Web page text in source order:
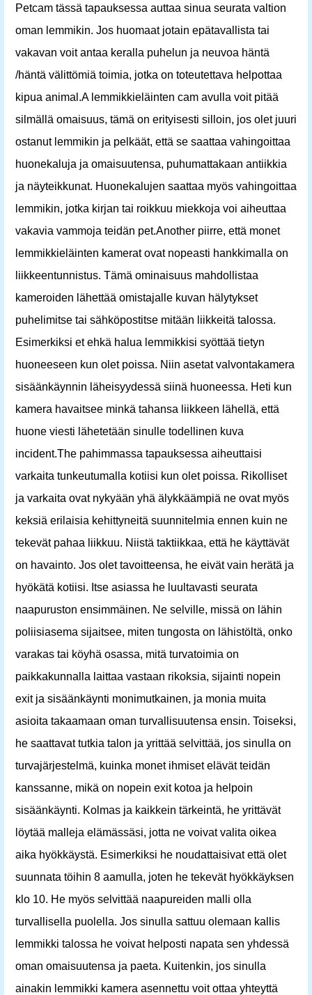
Petcam tässä tapauksessa auttaa sinua seurata valtion
oman lemmikin. Jos huomaat jotain epätavallista tai
vakavan voit antaa keralla puhelun ja neuvoa häntä
/häntä välittömiä toimia, jotka on toteutettava helpottaa
kipua animal.A lemmikkieläinten cam avulla voit pitää
silmällä omaisuus, tämä on erityisesti silloin, jos olet juuri
ostanut lemmikin ja pelkäät, että se saattaa vahingoittaa
huonekaluja ja omaisuutensa, puhumattakaan antiikkia
ja näyteikkunat. Huonekalujen saattaa myös vahingoittaa
lemmikin, jotka kirjan tai roikkuu miekkoja voi aiheuttaa
vakavia vammoja teidän pet.Another piirre, että monet
lemmikkieläinten kamerat ovat nopeasti hankkimalla on
liikkeentunnistus. Tämä ominaisuus mahdollistaa
kameroiden lähettää omistajalle kuvan hälytykset
puhelimitse tai sähköpostitse mitään liikkeitä talossa.
Esimerkiksi et ehkä halua lemmikkisi syöttää tietyn
huoneeseen kun olet poissa. Niin asetat valvontakamera
sisäänkäynnin läheisyydessä siinä huoneessa. Heti kun
kamera havaitsee minkä tahansa liikkeen lähellä, että
huone viesti lähetetään sinulle todellinen kuva
incident.The pahimmassa tapauksessa aiheuttaisi
varkaita tunkeutumalla kotiisi kun olet poissa. Rikolliset
ja varkaita ovat nykyään yhä älykkäämpiä ne ovat myös
keksiä erilaisia ​​kehittyneitä suunnitelmia ennen kuin ne
tekevät pahaa liikkuu. Niistä taktiikkaa, että he käyttävät
on havainto. Jos olet tavoitteensa, he eivät vain herätä ja
hyökätä kotiisi. Itse asiassa he luultavasti seurata
naapuruston ensimmäinen. Ne selville, missä on lähin
poliisiasema sijaitsee, miten tungosta on lähistöltä, onko
varakas tai köyhä osassa, mitä turvatoimia on
paikkakunnalla laittaa vastaan ​​rikoksia, sijainti nopein
exit ja sisäänkäynti monimutkainen, ja monia muita
asioita takaamaan oman turvallisuutensa ensin. Toiseksi,
he saattavat tutkia talon ja yrittää selvittää, jos sinulla on
turvajärjestelmä, kuinka monet ihmiset elävät teidän
kanssanne, mikä on nopein exit kotoa ja helpoin
sisäänkäynti. Kolmas ja kaikkein tärkeintä, he yrittävät
löytää malleja elämässäsi, jotta ne voivat valita oikea
aika hyökkäystä. Esimerkiksi he noudattaisivat että olet
suunnata töihin 8 aamulla, joten he tekevät hyökkäyksen
klo 10. He myös selvittää naapureiden malli olla
turvallisella puolella. Jos sinulla sattuu olemaan kallis
lemmikki talossa he voivat helposti napata sen yhdessä
oman omaisuutensa ja paeta. Kuitenkin, jos sinulla
ainakin lemmikki kamera asennettu voit ottaa yhteyttä